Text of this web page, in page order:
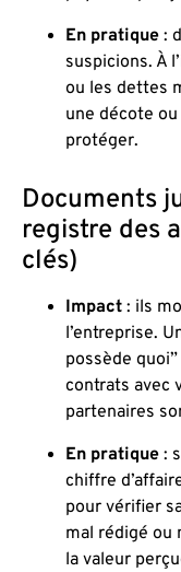
En pratique :
suspicions. À
ou les dettes
une décote
protéger.
Documents
registre des
clés)
Impact : ils
l’entreprise.
possède
contrats avec
partenaires
En pratique :
chiffre
pour vérifier
mal rédigé ou
la valeur